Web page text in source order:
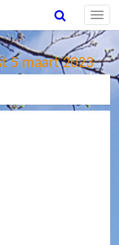
Toggle
5 maart 2023